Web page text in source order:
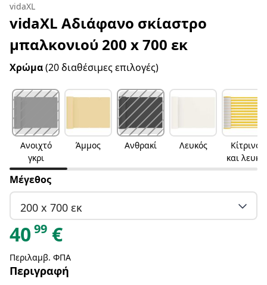
vidaXL
vidaXL Αδιάφανο σκίαστρο
μπαλκονιού 200 x 700 εκ
Χρώμα(20 διαθέσιμες επιλογές)
Ανοιχτό
γκρι
Άμμος Ανθρακί Λευκός
Κίτρινο
και λευκό
Μέγεθος
200 x 700 εκ
4099 €
Περιλαμβ. ΦΠΑ
Περιγραφή